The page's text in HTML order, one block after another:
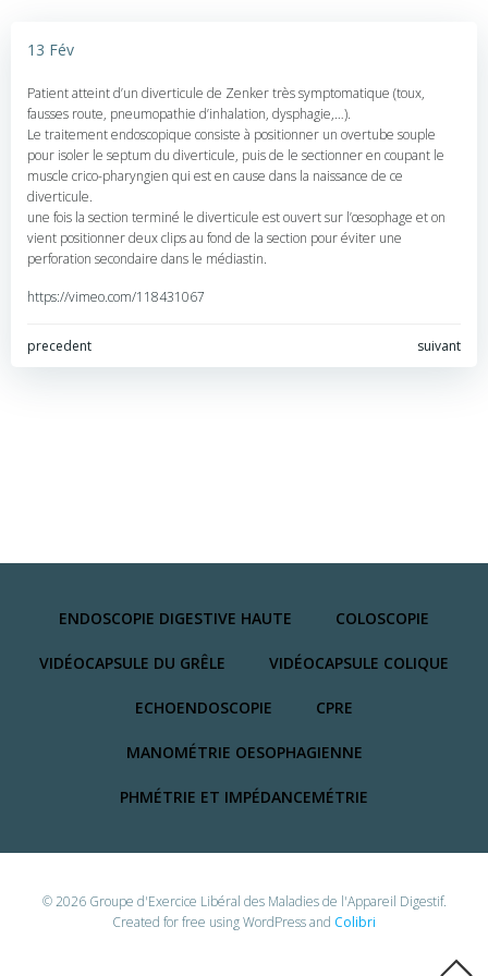
13 Fév
Patient atteint d’un diverticule de Zenker très symptomatique (toux,
fausses route, pneumopathie d’inhalation, dysphagie,…).
Le traitement endoscopique consiste à positionner un overtube souple
pour isoler le septum du diverticule, puis de le sectionner en coupant le
muscle crico-pharyngien qui est en cause dans la naissance de ce
diverticule.
une fois la section terminé le diverticule est ouvert sur l’œsophage et on
vient positionner deux clips au fond de la section pour éviter une
perforation secondaire dans le médiastin.
https://vimeo.com/118431067
Navigation
precedent suivant
ENDOSCOPIE DIGESTIVE HAUTE COLOSCOPIE
VIDÉOCAPSULE DU GRÊLE VIDÉOCAPSULE COLIQUE
ECHOENDOSCOPIE CPRE
MANOMÉTRIE OESOPHAGIENNE
PHMÉTRIE ET IMPÉDANCEMÉTRIE
© 2026 Groupe d'Exercice Libéral des Maladies de l'Appareil Digestif.
Created for free using WordPress and Colibri